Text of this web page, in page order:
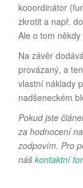
kooordinátor
zkrotit a např.
Ale o tom
Na závěr
provázaný, a
vlastní náklady
nadšeneckém
Pokud jste
za hodnocení
zodpovím. Pro
náš kontaktní